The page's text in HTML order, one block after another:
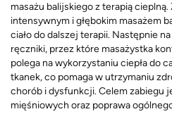
masażu balijskiego z terapią
intensywnym i głębokim masażem
ciało do dalszej terapii. Następnie
ręczniki, przez które masażystka
polega na wykorzystaniu ciepła do
tkanek, co pomaga w utrzymaniu
chorób i dysfunkcji. Celem zabiegu
mięśniowych oraz poprawa